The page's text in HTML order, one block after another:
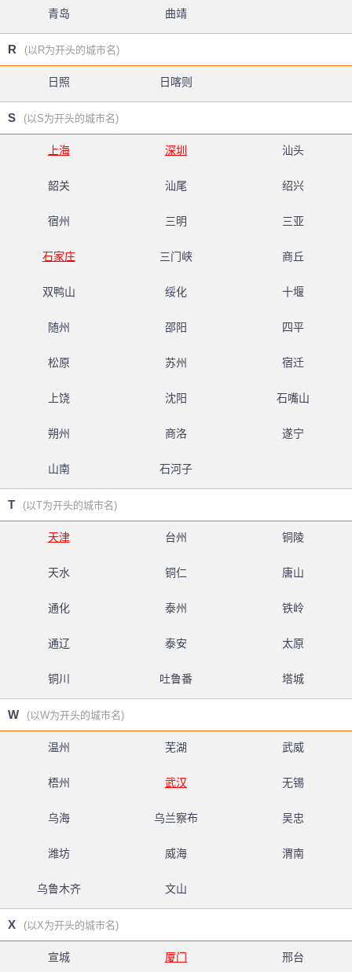
青岛 曲靖
R (以R为开头的城市名)
日照 日喀则
S (以S为开头的城市名)
上海 深圳 汕头
韶关 汕尾 绍兴
宿州 三明 三亚
石家庄 三门峡 商丘
双鸭山 绥化 十堰
随州 邵阳 四平
松原 苏州 宿迁
上饶 沈阳 石嘴山
朔州 商洛 遂宁
山南 石河子
T (以T为开头的城市名)
天津 台州 铜陵
天水 铜仁 唐山
通化 泰州 铁岭
通辽 泰安 太原
铜川 吐鲁番 塔城
W (以W为开头的城市名)
温州 芜湖 武威
梧州 武汉 无锡
乌海 乌兰察布 吴忠
潍坊 威海 渭南
乌鲁木齐 文山
X (以X为开头的城市名)
宣城 厦门 邢台